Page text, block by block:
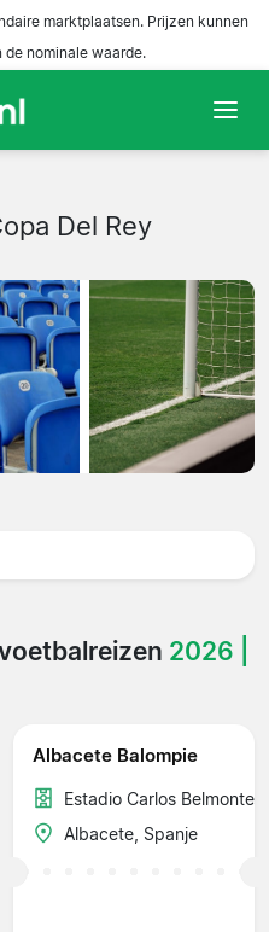
marktplaatsen. Prijzen kunnen
de nominale waarde.
Del Rey
2026 |
Albacete Balompie
Estadio Carlos Belmonte
Albacete, Spanje